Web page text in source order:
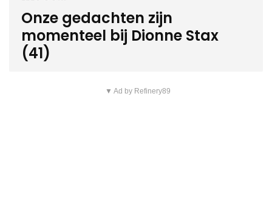
Onze gedachten zijn
momenteel bij Dionne Stax
(41)
▼ Ad by Refinery89